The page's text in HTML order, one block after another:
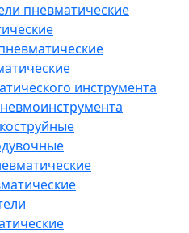
пневматические
инструмента